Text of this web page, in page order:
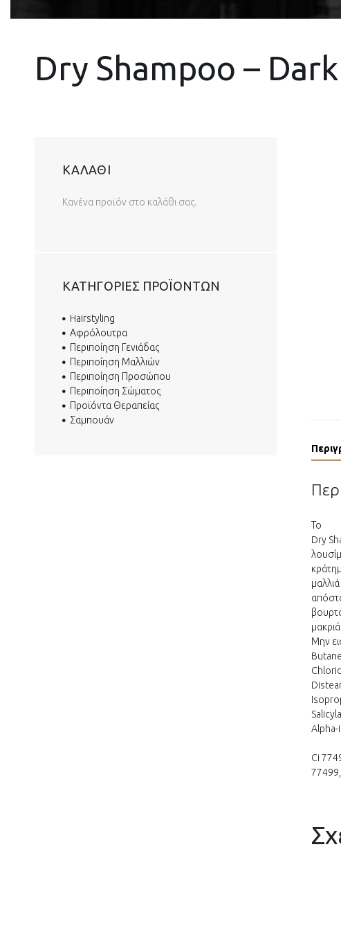
Dry Shampoo –
Το
Dry
Μην
Alpha-
Ci
ΚΑΛΆΘΙ
Κανένα προϊόν στο καλάθι σας.
ΚΑΤΗΓΟΡΊΕΣ ΠΡΟΪΌΝΤΩΝ
Hairstyling
Αφρόλουτρα
Περιποίηση Γενιάδας
Περιποίηση Μαλλιών
Περιποίηση Προσώπου
Περιποίηση Σώματος
Προϊόντα Θεραπείας
Σαμπουάν